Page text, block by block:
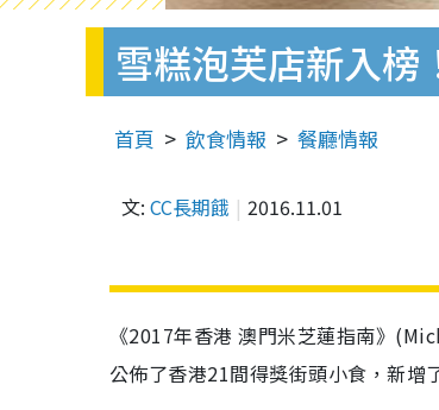
雪糕泡芙店新入榜
首頁 飲食情報 餐廳情報
文: CC長期餓 2016.11.01
《2017年香港 澳門米芝蓮指南》
公佈了香港21間得獎街頭小食，新增